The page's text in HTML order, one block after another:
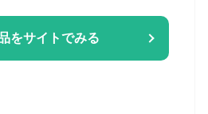
をサイトでみる